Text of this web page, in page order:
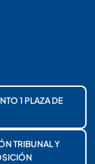
1 PLAZA DE
TRIBUNAL Y